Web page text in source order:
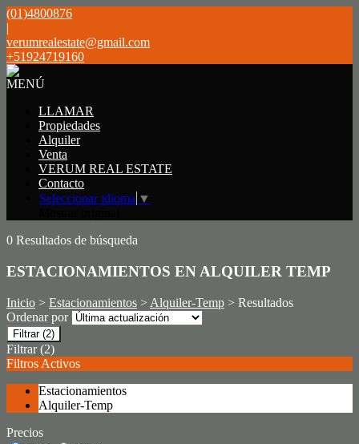
(01)4800876
|
verumrealestate@gmail.com
+51924719160
MENÚ
LLAMAR
Propiedades
Alquiler
Venta
VERUM REAL ESTATE
Contacto
Seleccionar idioma ▼
0 Resultados de búsqueda
ESTACIONAMIENTOS EN ALQUILER TEMP
Inicio > Estacionamientos > Alquiler-Temp > Resultados
Ordenar por
Filtrar (2)
Filtrar (2)
Filtros Activos
Estacionamientos
Alquiler-Temp
Precios